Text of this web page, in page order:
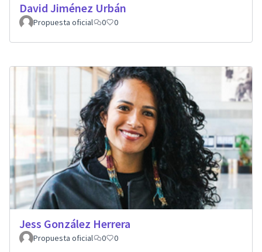
David Jiménez Urbán
Propuesta oficial 0 0
Jess González Herrera
Propuesta oficial 0 0